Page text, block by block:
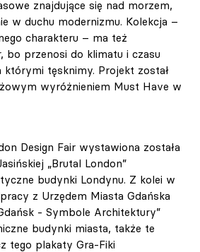
znajdujące się nad morzem,
w duchu modernizmu. Kolekcja –
charakteru – ma też
bo przenosi do klimatu i czasu
którymi tęsknimy. Projekt został
wyróżnieniem Must Have w
Design Fair wystawiona została
„Brutal London”
budynki Londynu. Z kolei w
z Urzędem Miasta Gdańska
- Symbole Architektury”
budynki miasta, także te
tego plakaty Gra-Fiki